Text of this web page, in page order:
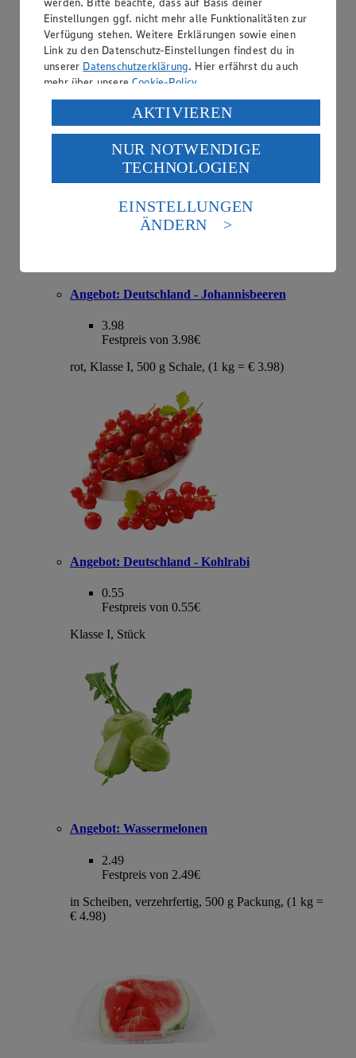
Angebot:Deutschland - Bio-Rispentomaten
2.49
Festpreis von 2.49€
Klasse II, 500 g Schale, (1 kg = € 4.98)
Angebot: Deutschland - Johannisbeeren
3.98
Festpreis von 3.98€
rot, Klasse I, 500 g Schale, (1 kg = € 3.98)
Angebot: Deutschland - Kohlrabi
0.55
Festpreis von 0.55€
Klasse I, Stück
Angebot: Wassermelonen
2.49
Festpreis von 2.49€
in Scheiben, verzehrfertig, 500 g Packung, (1 kg =
€ 4.98)
Einstellungen ggf. nicht mehr alle Funktionalitäten zur
Verfügung stehen. Weitere Erklärungen sowie einen
Link zu den Datenschutz-Einstellungen findest du in
unserer Datenschutzerklärung. Hier erfährst du auch
mehr über unsereCookie-Policy.
Verarbeitung deiner personenbezogenen Daten in den
USA durch Facebook und YouTube:
Wenn du auf „Aktivieren“ klickst, willigst du im Sinne
des Art. 49 Abs. 1 Satz 1 lit. a) DSGVO ein, dass deine
Daten in den USA verarbeitet werden. Der EuGH sieht
die USA als Land mit einem nach europäischen
Standards nicht angemessenen Datenschutzniveau an.
Es besteht das Risiko eines Zugriffs durch US-
Informationen zum Herausgeber der Seite findest du
imImpressum
AKTIVIEREN
NUR NOTWENDIGE
TECHNOLOGIEN
EINSTELLUNGEN
ÄNDERN